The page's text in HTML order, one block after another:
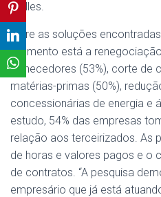
Melles.
Entre as soluções
momento está a
fornecedores (53%), corte de
matérias-primas (50%),
concessionárias de energia e
estudo, 54% das empresas
relação aos terceirizados. As
de horas e valores pagos e o
de contratos. “A pesquisa
empresário que já está